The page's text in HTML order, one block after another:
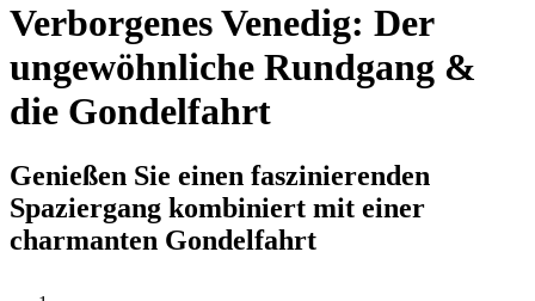
Verborgenes Venedig: Der
ungewöhnliche Rundgang &
die Gondelfahrt
Genießen Sie einen faszinierenden
Spaziergang kombiniert mit einer
charmanten Gondelfahrt